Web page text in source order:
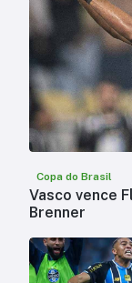
Copa do Brasil
Vasco vence
Brenner